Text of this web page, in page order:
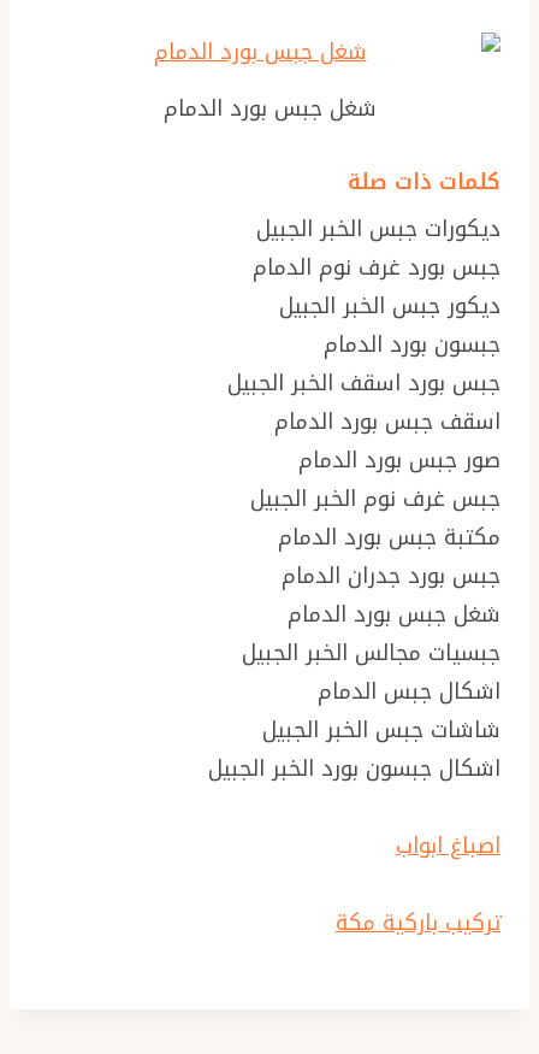
شغل جبس بورد الدمام
كلمات ذات صلة
ديكورات جبس الخبر الجبيل
جبس بورد غرف نوم الدمام
ديكور جبس الخبر الجبيل
جبسون بورد الدمام
جبس بورد اسقف الخبر الجبيل
اسقف جبس بورد الدمام
صور جبس بورد الدمام
جبس غرف نوم الخبر الجبيل
مكتبة جبس بورد الدمام
جبس بورد جدران الدمام
شغل جبس بورد الدمام
جبسيات مجالس الخبر الجبيل
اشكال جبس الدمام
شاشات جبس الخبر الجبيل
اشكال جبسون بورد الخبر الجبيل
اصباغ ابواب
تركيب باركية مكة